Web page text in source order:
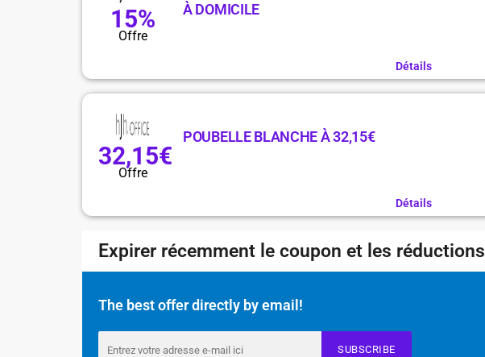
15%
Offre
À DOMICILE
Détails
32,15€
Offre
POUBELLE BLANCHE À 32,15€
Détails
Expirer récemment le coupon et les réductions
The best offer directly by email!
SUBSCRIBE